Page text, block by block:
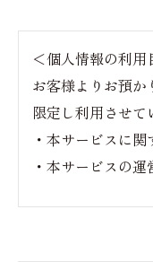
＜個人情報の利用
お客様よりお預か
限定し利用させて
・本サービスに
・本サービスの